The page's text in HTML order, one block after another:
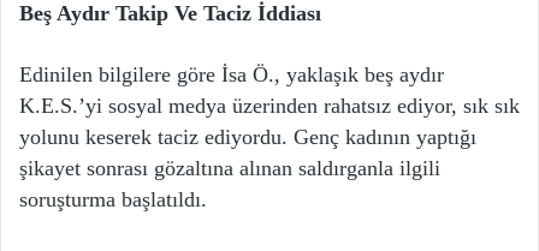
Beş Aydır Takip Ve Taciz İddiası
Edinilen bilgilere göre İsa Ö., yaklaşık beş aydır
K.E.S.’yi sosyal medya üzerinden rahatsız ediyor, sık sık
yolunu keserek taciz ediyordu. Genç kadının yaptığı
şikayet sonrası gözaltına alınan saldırganla ilgili
soruşturma başlatıldı.